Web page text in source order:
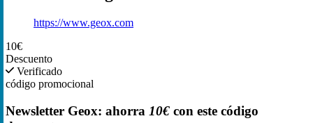
https://www.geox.com
10€
Descuento
Verificado
código promocional
Newsletter Geox: ahorra 10€ con este código